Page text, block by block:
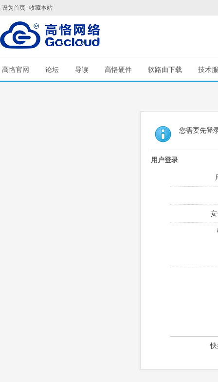
设为首页 收藏本站
高恪官网 论坛 导读 高恪硬件 软路由下载 技术
您需要先登
用户登录